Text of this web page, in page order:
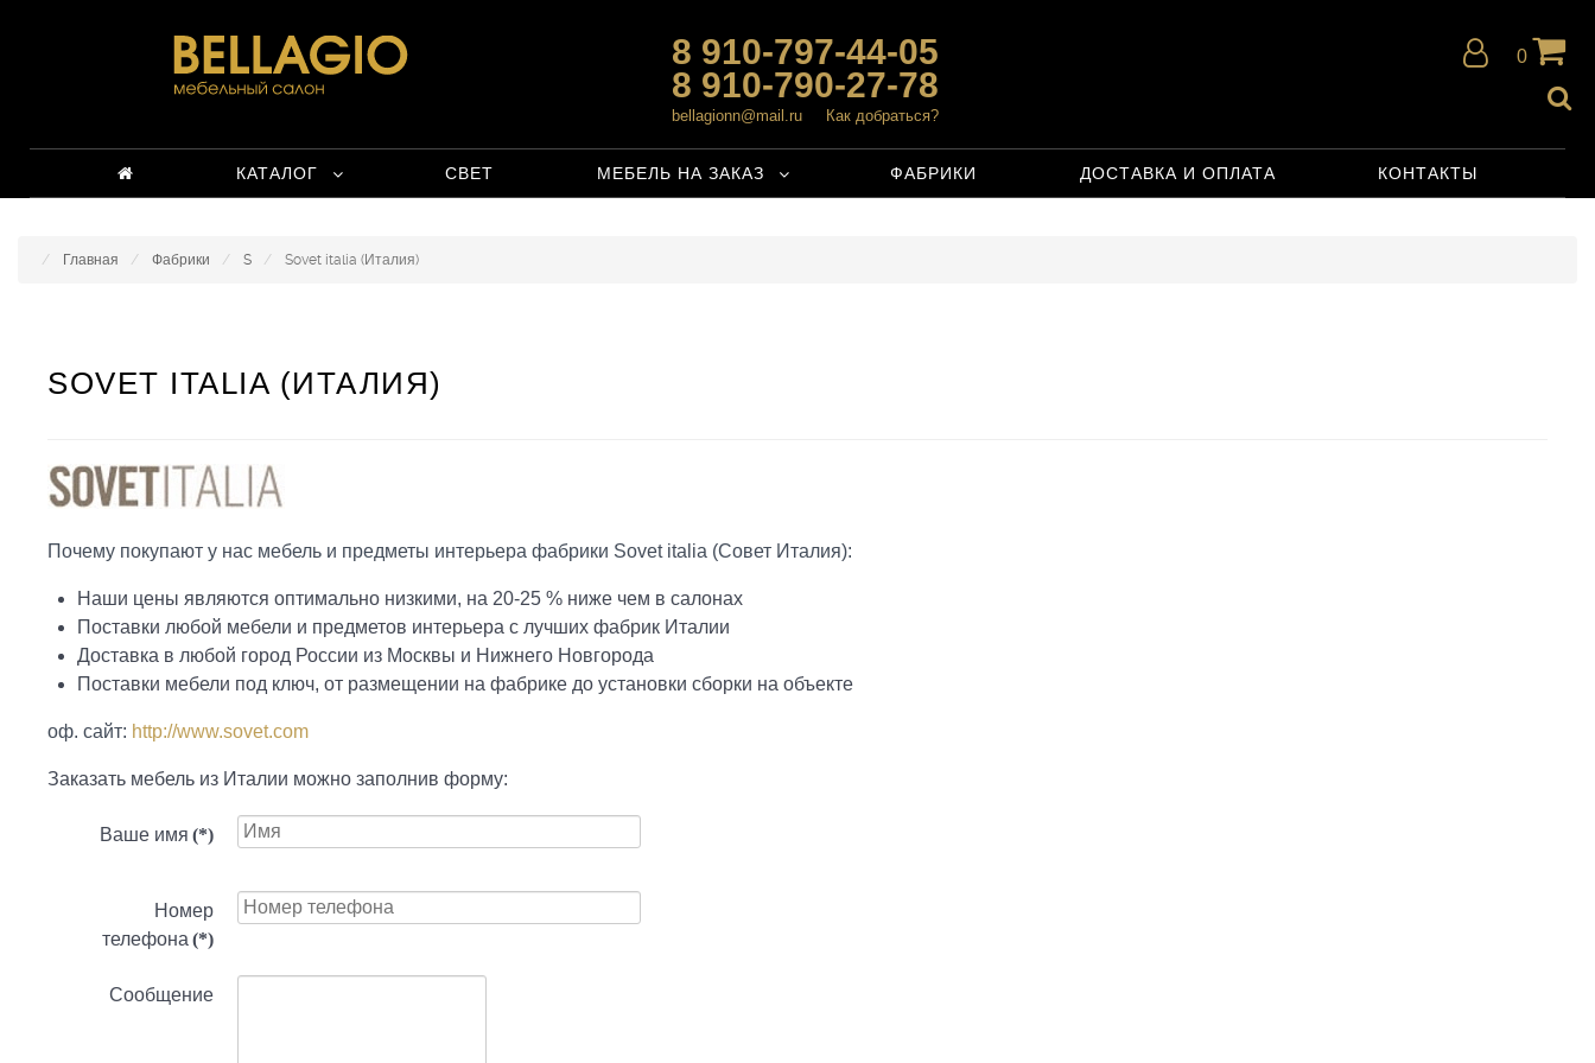
8 910-797-44-05
8 910-790-27-78
bellagionn@mail.ru Как добраться?
0
КАТАЛОГ СВЕТ МЕБЕЛЬ НА ЗАКАЗ ФАБРИКИ ДОСТАВКА И ОПЛАТА КОНТАКТЫ
Главная Фабрики S Sovet italia (Италия)
SOVET ITALIA (ИТАЛИЯ)
Почему покупают у нас мебель и предметы интерьера фабрики Sovet italia (Совет Италия):
Наши цены являются оптимально низкими, на 20-25 % ниже чем в салонах
Поставки любой мебели и предметов интерьера с лучших фабрик Италии
Доставка в любой город России из Москвы и Нижнего Новгорода
Поставки мебели под ключ, от размещении на фабрике до установки сборки на объекте
оф. сайт: http://www.sovet.com
Заказать мебель из Италии можно заполнив форму:
Ваше имя (*)
Номер
телефона (*)
Сообщение